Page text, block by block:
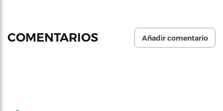
COMENTARIOS Añadir comentario